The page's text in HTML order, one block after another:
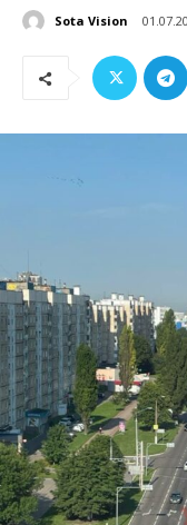
Sota Vision